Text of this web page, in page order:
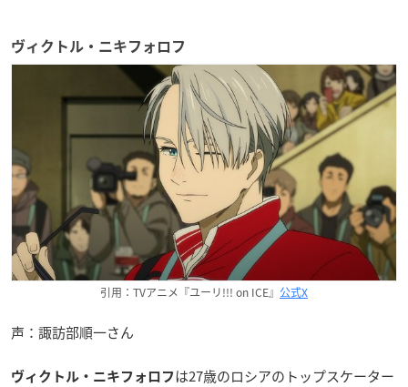
ヴィクトル・ニキフォロフ
引用：TVアニメ『ユーリ!!! on ICE』 公式X
声：諏訪部順一さん
ヴィクトル・ニキフォロフは27歳のロシアのトップスケーター